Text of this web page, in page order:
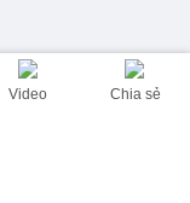
Video Chia sẻ